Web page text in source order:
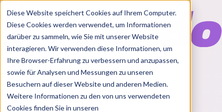
Diese Website speichert Cookies auf Ihrem Computer.
Diese Cookies werden verwendet, um Informationen
darüber zu sammeln, wie Sie mit unserer Website
interagieren. Wir verwenden diese Informationen, um
Ihre Browser-Erfahrung zu verbessern und anzupassen,
sowie für Analysen und Messungen zu unseren
Besuchern auf dieser Website und anderen Medien.
Weitere Informationen zu den von uns verwendeten
Cookies finden Sie in unseren
Features
Solutions
BlogChartsRabatt CodesPakete